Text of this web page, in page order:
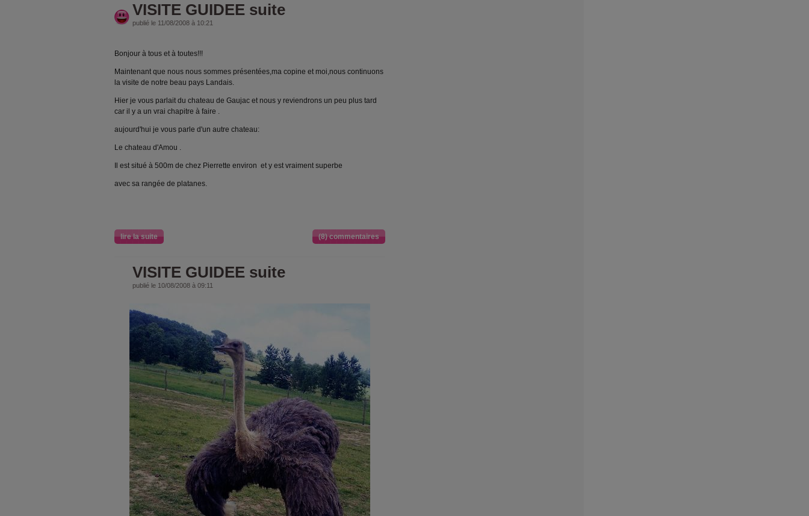
VISITE GUIDEE suite
publié le 11/08/2008 à 10:21
Bonjour à tous et à toutes!!!
Maintenant que nous nous sommes présentées,ma copine et moi,nous continuons
la visite de notre beau pays Landais.
Hier je vous parlait du chateau de Gaujac et nous y reviendrons un peu plus tard
car il y a un vrai chapitre à faire .
aujourd'hui je vous parle d'un autre chateau:
Le chateau d'Amou .
Il est situé à 500m de chez Pierrette environ et y est vraiment superbe
avec sa rangée de platanes.
lire la suite (8) commentaires
VISITE GUIDEE suite
publié le 10/08/2008 à 09:11